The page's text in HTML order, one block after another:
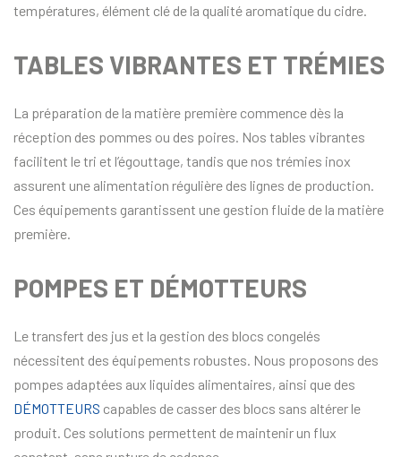
températures, élément clé de la qualité aromatique du cidre.
TABLES VIBRANTES ET TRÉMIES
La préparation de la matière première commence dès la
réception des pommes ou des poires. Nos tables vibrantes
facilitent le tri et l’égouttage, tandis que nos trémies inox
assurent une alimentation régulière des lignes de production.
Ces équipements garantissent une gestion fluide de la matière
première.
POMPES ET DÉMOTTEURS
Le transfert des jus et la gestion des blocs congelés
nécessitent des équipements robustes. Nous proposons des
pompes adaptées aux liquides alimentaires, ainsi que des
DÉMOTTEURS capables de casser des blocs sans altérer le
produit. Ces solutions permettent de maintenir un flux